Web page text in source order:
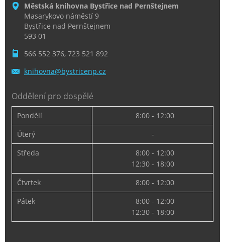
Městská knihovna Bystřice nad Pernštejnem
Masarykovo náměstí 9
Bystřice nad Pernštejnem
593 01
566 552 376, 723 521 892
knihovna@bystricenp.cz
Oddělení pro dospělé
Pondělí
8:00 - 12:00
Úterý
-
Středa
8:00 - 12:00
12:30 - 18:00
Čtvrtek
8:00 - 12:00
Pátek
8:00 - 12:00
12:30 - 18:00